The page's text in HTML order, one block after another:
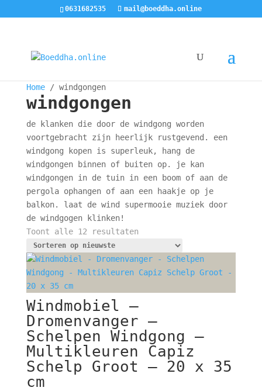
0631682535 mail@boeddha.online
Home/ windgongen
windgongen
de klanken die door de windgong worden
voortgebracht zijn heerlijk rustgevend. een
windgong kopen is superleuk, hang de
windgongen binnen of buiten op. je kan
windgongen in de tuin in een boom of aan de
pergola ophangen of aan een haakje op je
balkon. laat de wind supermooie muziek door
de windgogen klinken!
Toont alle 12 resultatenGesorteerd
nieuwste
Windmobiel –
Dromenvanger –
Schelpen Windgong –
Multikleuren Capiz
Schelp Groot – 20 x 35
cm